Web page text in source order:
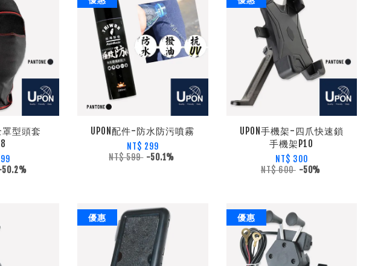
罩型頭套
UPON配件-防水防污噴霧
NT$ 299
NT$ 599 -50.1%
UPON手機架-四爪快速鎖
手機架P10
NT$ 300
NT$ 600 -50%
優惠 優惠